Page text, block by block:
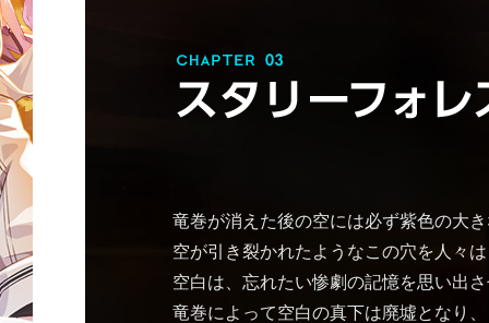
竜巻が消えた後の空には必ず紫色の大
空が引き裂かれたようなこの穴を人々
空白は、忘れたい惨劇の記憶を思い出
竜巻によって空白の真下は廃墟となり、